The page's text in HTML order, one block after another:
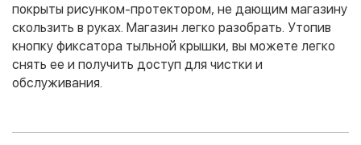
покрыты рисунком-протектором, не дающим магазину
скользить в руках. Магазин легко разобрать. Утопив
кнопку фиксатора тыльной крышки, вы можете легко
снять ее и получить доступ для чистки и
обслуживания.